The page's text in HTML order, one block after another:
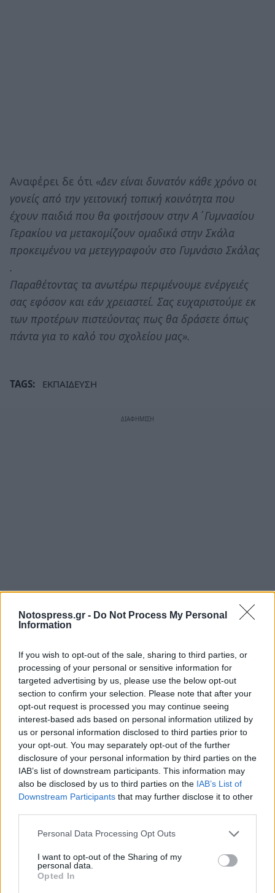
Notospress.gr - Do Not Process My Personal
Information
If you wish to opt-out of the sale, sharing to third parties, or
processing of your personal or sensitive information for
targeted advertising by us, please use the below opt-out
section to confirm your selection. Please note that after your
opt-out request is processed you may continue seeing
interest-based ads based on personal information utilized by
us or personal information disclosed to third parties prior to
your opt-out. You may separately opt-out of the further
disclosure of your personal information by third parties on the
IAB’s list of downstream participants. This information may
also be disclosed by us to third parties on the IAB’s List of
Downstream Participants that may further disclose it to other
Personal Data Processing Opt Outs
I want to opt-out of the Sharing of my
personal data.
Opted In
Αναφέρει δε ότι «Δεν είναι δυνατόν κάθε χρόνο οι
γονείς από την γειτονική τοπική κοινότητα που
έχουν παιδιά που θα φοιτήσουν στην Α΄Γυμνασίου
Γερακίου να μετακομίζουν ομαδικά στην Σκάλα
προκειμένου να μετεγγραφούν στο Γυμνάσιο Σκάλας
.
Παραθέτοντας τα ανωτέρω περιμένουμε ενέργειές
σας εφόσον και εάν χρειαστεί. Σας ευχαριστούμε εκ
των προτέρων πιστεύοντας πως θα δράσετε όπως
πάντα για το καλό του σχολείου μας».
TAGS: ΕΚΠΑΙΔΕΥΣΗ
Σχετικά Άρθρα